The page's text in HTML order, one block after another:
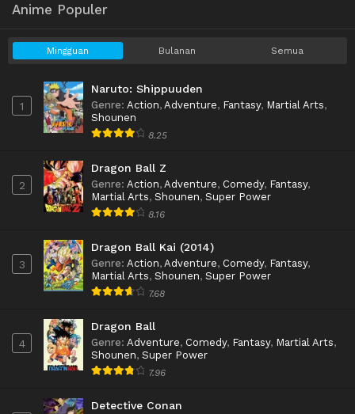
Anime Populer
Mingguan Bulanan Semua
1
Naruto: Shippuuden
Genre: Action, Adventure, Fantasy, Martial Arts,
Shounen
8.25
2
Dragon Ball Z
Genre: Action, Adventure, Comedy, Fantasy,
Martial Arts, Shounen, Super Power
8.16
3
Dragon Ball Kai (2014)
Genre: Action, Adventure, Comedy, Fantasy,
Martial Arts, Shounen, Super Power
7.68
4
Dragon Ball
Genre: Adventure, Comedy, Fantasy, Martial Arts,
Shounen, Super Power
7.96
Detective Conan